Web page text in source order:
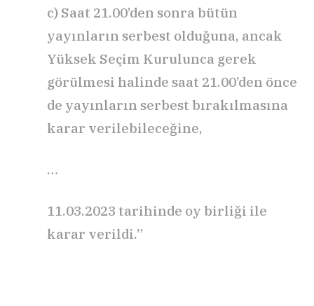
c) Saat 21.00’den sonra bütün
yayınların serbest olduğuna, ancak
Yüksek Seçim Kurulunca gerek
görülmesi halinde saat 21.00’den önce
de yayınların serbest bırakılmasına
karar verilebileceğine,
…
11.03.2023 tarihinde oy birliği ile
karar verildi.”